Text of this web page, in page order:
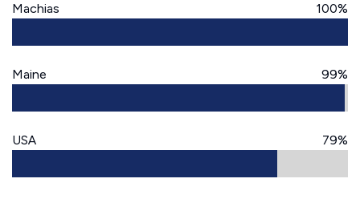
Machias 100%
Maine 99%
USA 79%